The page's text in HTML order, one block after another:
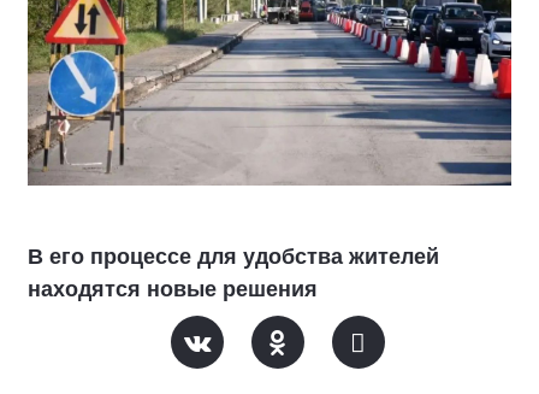
В его процессе для удобства жителей
находятся новые решения